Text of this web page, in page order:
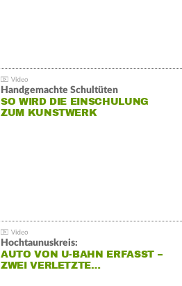
Handgemachte Schultüten
SO WIRD DIE EINSCHULUNG
ZUM KUNSTWERK
Hochtaunuskreis:
AUTO VON U-BAHN ERFASST –
ZWEI VERLETZTE…